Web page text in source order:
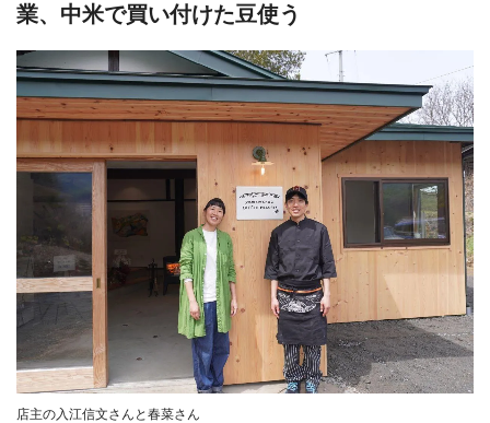
業、中米で買い付けた豆使う
店主の入江信文さんと春菜さん